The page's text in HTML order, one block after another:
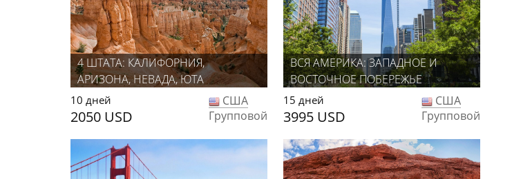
4 ШТАТА: КАЛИФОРНИЯ,
АРИЗОНА, НЕВАДА, ЮТА
10 дней
2050 USD
США
Групповой
ВСЯ АМЕРИКА: ЗАПАДНОЕ И
ВОСТОЧНОЕ ПОБЕРЕЖЬЕ
15 дней
3995 USD
США
Групповой